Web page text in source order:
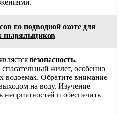
по подводной охоте для
ныряльщиков
безопасность.
спасательный жилет, особенно
водоемах. Обратите внимание
на воду. Изучение
неприятностей и обеспечить